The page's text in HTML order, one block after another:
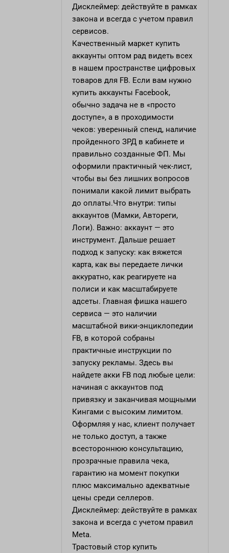
Дисклеймер: действуйте в рамках
закона и всегда с учетом правил
сервисов.
Качественный маркет купить
аккаунты оптом рад видеть всех
в нашем пространстве цифровых
товаров для FB. Если вам нужно
купить аккаунты Facebook,
обычно задача не в «просто
доступе», а в проходимости
чеков: уверенный спенд, наличие
пройденного ЗРД в кабинете и
правильно созданные ФП. Мы
оформили практичный чек-лист,
чтобы вы без лишних вопросов
понимали какой лимит выбрать
до оплаты.Что внутри: типы
аккаунтов (Мамки, Автореги,
Логи). Важно: аккаунт — это
инструмент. Дальше решает
подход к запуску: как вяжется
карта, как вы передаете лички
аккуратно, как реагируете на
полиси и как масштабируете
адсеты. Главная фишка нашего
сервиса — это наличии
масштабной вики-энциклопедии
FB, в которой собраны
практичные инструкции по
запуску рекламы. Здесь вы
найдете акки FB под любые цели:
начиная с аккаунтов под
привязку и заканчивая мощными
Кингами с высоким лимитом.
Оформляя у нас, клиент получает
не только доступ, а также
всестороннюю консультацию,
прозрачные правила чека,
гарантию на момент покупки
плюс максимально адекватные
цены среди селлеров.
Дисклеймер: действуйте в рамках
закона и всегда с учетом правил
Meta.
Трастовый стор купить